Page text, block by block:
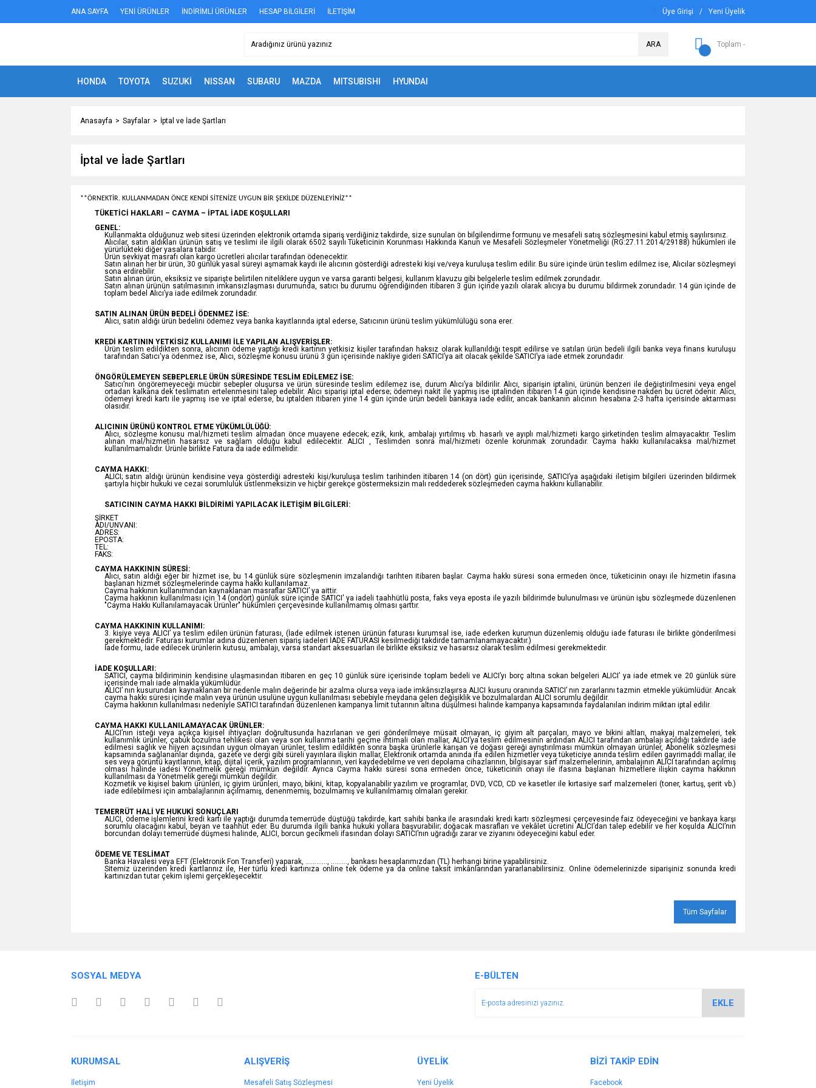
ANA SAYFA YENİ ÜRÜNLER İNDİRİMLİ ÜRÜNLER HESAP BİLGİLERİ İLETİŞİM Üye Girişi / Yeni Üyelik
ARA Toplam -
HONDA TOYOTA SUZUKİ NISSAN SUBARU MAZDA MITSUBISHI HYUNDAI
Anasayfa Sayfalar İptal ve İade Şartları
İptal ve İade Şartları
**ÖRNEKTİR. KULLANMADAN ÖNCE KENDİ SİTENİZE UYGUN BİR ŞEKİLDE DÜZENLEYİNİZ**
TÜKETİCİ HAKLARI – CAYMA – İPTAL İADE KOŞULLARI
GENEL:
Kullanmakta olduğunuz web sitesi üzerinden elektronik ortamda sipariş verdiğiniz takdirde, size sunulan ön bilgilendirme formunu ve mesafeli satış sözleşmesini kabul etmiş sayılırsınız.
Alıcılar, satın aldıkları ürünün satış ve teslimi ile ilgili olarak 6502 sayılı Tüketicinin Korunması Hakkında Kanun ve Mesafeli Sözleşmeler Yönetmeliği (RG:27.11.2014/29188) hükümleri ile
yürürlükteki diğer yasalara tabidir.
Ürün sevkiyat masrafı olan kargo ücretleri alıcılar tarafından ödenecektir.
Satın alınan her bir ürün, 30 günlük yasal süreyi aşmamak kaydı ile alıcının gösterdiği adresteki kişi ve/veya kuruluşa teslim edilir. Bu süre içinde ürün teslim edilmez ise, Alıcılar sözleşmeyi
sona erdirebilir.
Satın alınan ürün, eksiksiz ve siparişte belirtilen niteliklere uygun ve varsa garanti belgesi, kullanım klavuzu gibi belgelerle teslim edilmek zorundadır.
Satın alınan ürünün satılmasının imkansızlaşması durumunda, satıcı bu durumu öğrendiğinden itibaren 3 gün içinde yazılı olarak alıcıya bu durumu bildirmek zorundadır. 14 gün içinde de
toplam bedel Alıcı’ya iade edilmek zorundadır.
SATIN ALINAN ÜRÜN BEDELİ ÖDENMEZ İSE:
Alıcı, satın aldığı ürün bedelini ödemez veya banka kayıtlarında iptal ederse, Satıcının ürünü teslim yükümlülüğü sona erer.
KREDİ KARTININ YETKİSİZ KULLANIMI İLE YAPILAN ALIŞVERİŞLER:
Ürün teslim edildikten sonra, alıcının ödeme yaptığı kredi kartının yetkisiz kişiler tarafından haksız olarak kullanıldığı tespit edilirse ve satılan ürün bedeli ilgili banka veya finans kuruluşu
tarafından Satıcı'ya ödenmez ise, Alıcı, sözleşme konusu ürünü 3 gün içerisinde nakliye gideri SATICI’ya ait olacak şekilde SATICI’ya iade etmek zorundadır.
ÖNGÖRÜLEMEYEN SEBEPLERLE ÜRÜN SÜRESİNDE TESLİM EDİLEMEZ İSE:
Satıcı’nın öngöremeyeceği mücbir sebepler oluşursa ve ürün süresinde teslim edilemez ise, durum Alıcı’ya bildirilir. Alıcı, siparişin iptalini, ürünün benzeri ile değiştirilmesini veya engel
ortadan kalkana dek teslimatın ertelenmesini talep edebilir. Alıcı siparişi iptal ederse; ödemeyi nakit ile yapmış ise iptalinden itibaren 14 gün içinde kendisine nakden bu ücret ödenir. Alıcı,
ödemeyi kredi kartı ile yapmış ise ve iptal ederse, bu iptalden itibaren yine 14 gün içinde ürün bedeli bankaya iade edilir, ancak bankanın alıcının hesabına 2-3 hafta içerisinde aktarması
olasıdır.
ALICININ ÜRÜNÜ KONTROL ETME YÜKÜMLÜLÜĞÜ:
Alıcı, sözleşme konusu mal/hizmeti teslim almadan önce muayene edecek; ezik, kırık, ambalajı yırtılmış vb. hasarlı ve ayıplı mal/hizmeti kargo şirketinden teslim almayacaktır. Teslim
alınan mal/hizmetin hasarsız ve sağlam olduğu kabul edilecektir. ALICI , Teslimden sonra mal/hizmeti özenle korunmak zorundadır. Cayma hakkı kullanılacaksa mal/hizmet
kullanılmamalıdır. Ürünle birlikte Fatura da iade edilmelidir.
CAYMA HAKKI:
ALICI; satın aldığı ürünün kendisine veya gösterdiği adresteki kişi/kuruluşa teslim tarihinden itibaren 14 (on dört) gün içerisinde, SATICI’ya aşağıdaki iletişim bilgileri üzerinden bildirmek
şartıyla hiçbir hukuki ve cezai sorumluluk üstlenmeksizin ve hiçbir gerekçe göstermeksizin malı reddederek sözleşmeden cayma hakkını kullanabilir.
SATICININ CAYMA HAKKI BİLDİRİMİ YAPILACAK İLETİŞİM BİLGİLERİ:
ŞİRKET
ADI/UNVANI:
ADRES:
EPOSTA:
TEL:
FAKS:
CAYMA HAKKININ SÜRESİ:
Alıcı, satın aldığı eğer bir hizmet ise, bu 14 günlük süre sözleşmenin imzalandığı tarihten itibaren başlar. Cayma hakkı süresi sona ermeden önce, tüketicinin onayı ile hizmetin ifasına
başlanan hizmet sözleşmelerinde cayma hakkı kullanılamaz.
Cayma hakkının kullanımından kaynaklanan masraflar SATICI’ ya aittir.
Cayma hakkının kullanılması için 14 (ondört) günlük süre içinde SATICI' ya iadeli taahhütlü posta, faks veya eposta ile yazılı bildirimde bulunulması ve ürünün işbu sözleşmede düzenlenen
"Cayma Hakkı Kullanılamayacak Ürünler" hükümleri çerçevesinde kullanılmamış olması şarttır.
CAYMA HAKKININ KULLANIMI:
3. kişiye veya ALICI’ ya teslim edilen ürünün faturası, (İade edilmek istenen ürünün faturası kurumsal ise, iade ederken kurumun düzenlemiş olduğu iade faturası ile birlikte gönderilmesi
gerekmektedir. Faturası kurumlar adına düzenlenen sipariş iadeleri İADE FATURASI kesilmediği takdirde tamamlanamayacaktır.)
İade formu, İade edilecek ürünlerin kutusu, ambalajı, varsa standart aksesuarları ile birlikte eksiksiz ve hasarsız olarak teslim edilmesi gerekmektedir.
İADE KOŞULLARI:
SATICI, cayma bildiriminin kendisine ulaşmasından itibaren en geç 10 günlük süre içerisinde toplam bedeli ve ALICI’yı borç altına sokan belgeleri ALICI’ ya iade etmek ve 20 günlük süre
içerisinde malı iade almakla yükümlüdür.
ALICI’ nın kusurundan kaynaklanan bir nedenle malın değerinde bir azalma olursa veya iade imkânsızlaşırsa ALICI kusuru oranında SATICI’ nın zararlarını tazmin etmekle yükümlüdür. Ancak
cayma hakkı süresi içinde malın veya ürünün usulüne uygun kullanılması sebebiyle meydana gelen değişiklik ve bozulmalardan ALICI sorumlu değildir.
Cayma hakkının kullanılması nedeniyle SATICI tarafından düzenlenen kampanya limit tutarının altına düşülmesi halinde kampanya kapsamında faydalanılan indirim miktarı iptal edilir.
CAYMA HAKKI KULLANILAMAYACAK ÜRÜNLER:
ALICI’nın isteği veya açıkça kişisel ihtiyaçları doğrultusunda hazırlanan ve geri gönderilmeye müsait olmayan, iç giyim alt parçaları, mayo ve bikini altları, makyaj malzemeleri, tek
kullanımlık ürünler, çabuk bozulma tehlikesi olan veya son kullanma tarihi geçme ihtimali olan mallar, ALICI’ya teslim edilmesinin ardından ALICI tarafından ambalajı açıldığı takdirde iade
edilmesi sağlık ve hijyen açısından uygun olmayan ürünler, teslim edildikten sonra başka ürünlerle karışan ve doğası gereği ayrıştırılması mümkün olmayan ürünler, Abonelik sözleşmesi
kapsamında sağlananlar dışında, gazete ve dergi gibi süreli yayınlara ilişkin mallar, Elektronik ortamda anında ifa edilen hizmetler veya tüketiciye anında teslim edilen gayrimaddi mallar, ile
ses veya görüntü kayıtlarının, kitap, dijital içerik, yazılım programlarının, veri kaydedebilme ve veri depolama cihazlarının, bilgisayar sarf malzemelerinin, ambalajının ALICI tarafından açılmış
olması halinde iadesi Yönetmelik gereği mümkün değildir. Ayrıca Cayma hakkı süresi sona ermeden önce, tüketicinin onayı ile ifasına başlanan hizmetlere ilişkin cayma hakkının
kullanılması da Yönetmelik gereği mümkün değildir.
Kozmetik ve kişisel bakım ürünleri, iç giyim ürünleri, mayo, bikini, kitap, kopyalanabilir yazılım ve programlar, DVD, VCD, CD ve kasetler ile kırtasiye sarf malzemeleri (toner, kartuş, şerit vb.)
iade edilebilmesi için ambalajlarının açılmamış, denenmemiş, bozulmamış ve kullanılmamış olmaları gerekir.
TEMERRÜT HALİ VE HUKUKİ SONUÇLARI
ALICI, ödeme işlemlerini kredi kartı ile yaptığı durumda temerrüde düştüğü takdirde, kart sahibi banka ile arasındaki kredi kartı sözleşmesi çerçevesinde faiz ödeyeceğini ve bankaya karşı
sorumlu olacağını kabul, beyan ve taahhüt eder. Bu durumda ilgili banka hukuki yollara başvurabilir; doğacak masrafları ve vekâlet ücretini ALICI’dan talep edebilir ve her koşulda ALICI’nın
borcundan dolayı temerrüde düşmesi halinde, ALICI, borcun gecikmeli ifasından dolayı SATICI’nın uğradığı zarar ve ziyanını ödeyeceğini kabul eder.
ÖDEME VE TESLİMAT
Banka Havalesi veya EFT (Elektronik Fon Transferi) yaparak, ............, ........., bankası hesaplarımızdan (TL) herhangi birine yapabilirsiniz.
Sitemiz üzerinden kredi kartlarınız ile, Her türlü kredi kartınıza online tek ödeme ya da online taksit imkânlarından yararlanabilirsiniz. Online ödemelerinizde siparişiniz sonunda kredi
kartınızdan tutar çekim işlemi gerçekleşecektir.
Tüm Sayfalar
SOSYAL MEDYA E-BÜLTEN
EKLE
KURUMSAL
İletişim
ALIŞVERİŞ
Mesafeli Satış Sözleşmesi
ÜYELİK
Yeni Üyelik
BİZİ TAKİP EDİN
Facebook